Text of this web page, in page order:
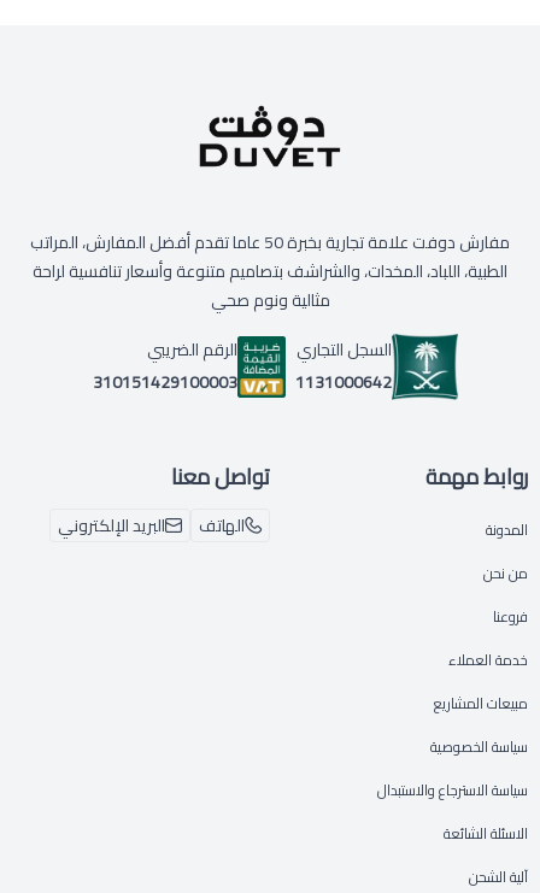
مفارش دوفت علامة تجارية بخبرة 50 عاما تقدم أفضل المفارش، المراتب
الطبية، اللباد، المخدات، والشراشف بتصاميم متنوعة وأسعار تنافسية لراحة
مثالية ونوم صحي
السجل التجاري
1131000642
الرقم الضريبي
310151429100003
روابط مهمة
المدونة
من نحن
فروعنا
خدمة العملاء
مبيعات المشاريع
سياسة الخصوصية
سياسة الاسترجاع والاستبدال
الاسئلة الشائعة
آلية الشحن
تواصل معنا
الهاتف البريد الإلكتروني